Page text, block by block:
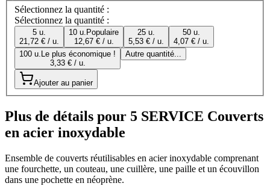
Sélectionnez la quantité :
Sélectionnez la quantité :
5 u.
21,72 € / u.
10 u. Populaire
12,67 € / u.
25 u.
5,53 € / u.
50 u.
4,07 € / u.
100 u. Le plus économique !
3,33 € / u.
Autre quantité...
Ajouter au panier
Plus de détails pour 5 SERVICE Couverts
en acier inoxydable
Ensemble de couverts réutilisables en acier inoxydable comprenant
une fourchette, un couteau, une cuillère, une paille et un écouvillon
dans une pochette en néoprène.